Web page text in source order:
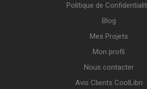
Politique de
Blog
Mes Projets
Mon profil
Nous contacter
Avis Clients CoolLibri